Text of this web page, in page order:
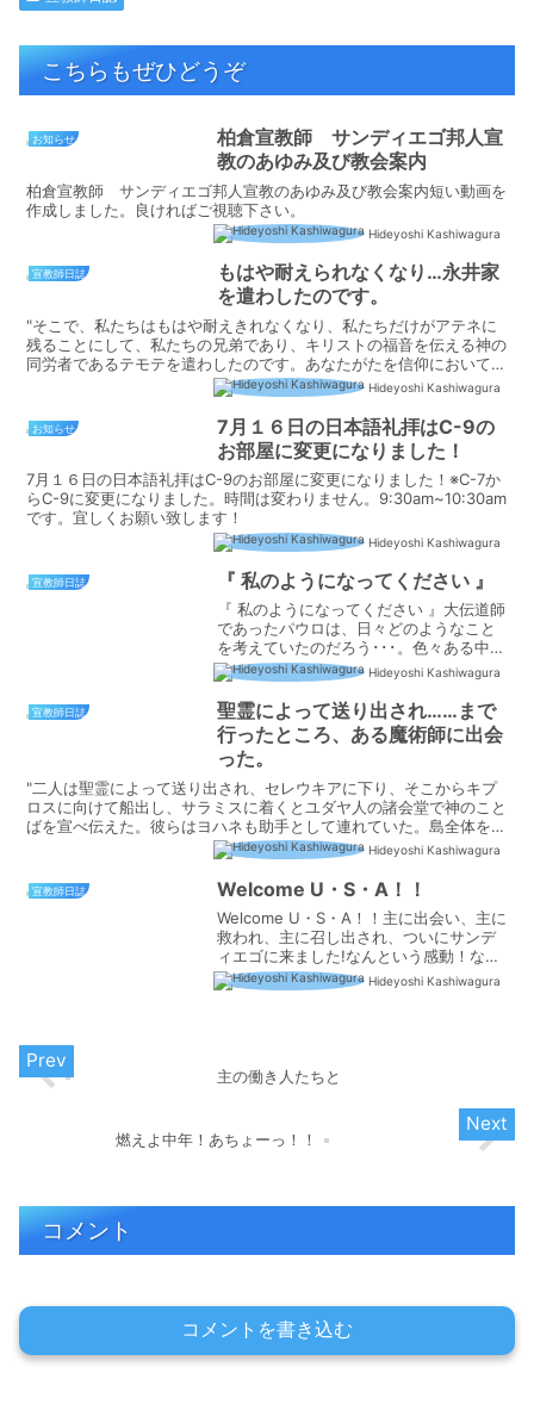
こちらもぜひどうぞ
お知らせ
柏倉宣教師 サンディエゴ邦人宣
教のあゆみ及び教会案内
柏倉宣教師 サンディエゴ邦人宣教のあゆみ及び教会案内短い動画を
作成しました。良ければご視聴下さい。
Hideyoshi Kashiwagura
宣教師日誌
もはや耐えられなくなり…永井家
を遣わしたのです。
"そこで、私たちはもはや耐えきれなくなり、私たちだけがアテネに
残ることにして、私たちの兄弟であり、キリストの福音を伝える神の
同労者であるテモテを遣わしたのです。あなたがたを信仰において強
め励まし、このような苦難の中にあっても、だれも動揺する...
Hideyoshi Kashiwagura
お知らせ
7月１６日の日本語礼拝はC-9の
お部屋に変更になりました！
7月１６日の日本語礼拝はC-9のお部屋に変更になりました！※C-7か
らC-9に変更になりました。時間は変わりません。9:30am~10:30am
です。宜しくお願い致します！
Hideyoshi Kashiwagura
宣教師日誌 『 私のようになってください 』
『 私のようになってください 』大伝道師
であったパウロは、日々どのようなこと
を考えていたのだろう･･･。色々ある中の
一つだろうが、彼はクリスチャンにも、
ノンクリスチャンにも「私のようになっ
てください」と語っている。"兄弟たち、
あなたがたに願...
Hideyoshi Kashiwagura
宣教師日誌
聖霊によって送り出され……まで
行ったところ、ある魔術師に出会
った。
"二人は聖霊によって送り出され、セレウキアに下り、そこからキプ
ロスに向けて船出し、サラミスに着くとユダヤ人の諸会堂で神のこと
ばを宣べ伝えた。彼らはヨハネも助手として連れていた。島全体を巡
回してパポスまで行ったところ、ある魔術師に出会った。バ...
Hideyoshi Kashiwagura
宣教師日誌 Welcome U・S・A！！
Welcome U・S・A！！主に出会い、主に
救われ、主に召し出され、ついにサンデ
ィエゴに来ました!なんという感動！なん
という期待！ なんという主の憐れみ！！I
met the Lord this place, the Lord
Hideyoshi Kashiwagura
主の働き人たちと
燃えよ中年！あちょーっ！！
コメント
コメントを書き込む